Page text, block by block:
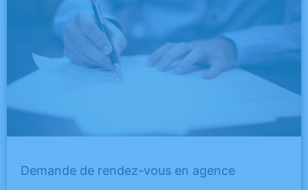
Demande de rendez-vous en agence